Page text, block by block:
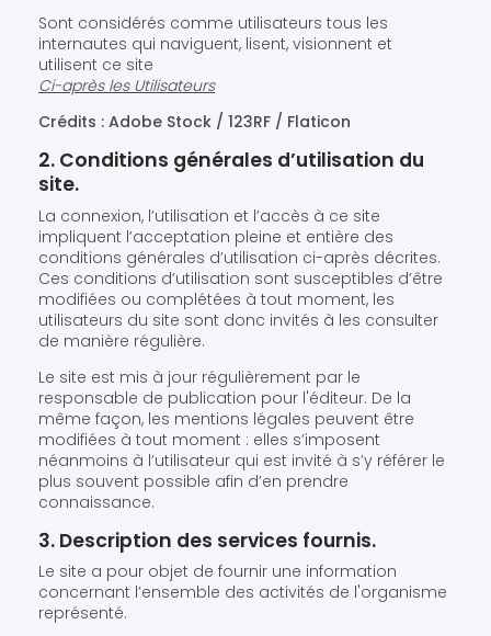
Sont considérés comme utilisateurs tous les
internautes qui naviguent, lisent, visionnent et
utilisent ce site
Ci-après les Utilisateurs
Crédits : Adobe Stock / 123RF / Flaticon
2. Conditions générales d’utilisation du
site.
La connexion, l’utilisation et l’accès à ce site
impliquent l’acceptation pleine et entière des
conditions générales d’utilisation ci-après décrites.
Ces conditions d’utilisation sont susceptibles d’être
modifiées ou complétées à tout moment, les
utilisateurs du site sont donc invités à les consulter
de manière régulière.
Le site est mis à jour régulièrement par le
responsable de publication pour l'éditeur. De la
même façon, les mentions légales peuvent être
modifiées à tout moment : elles s’imposent
néanmoins à l’utilisateur qui est invité à s’y référer le
plus souvent possible afin d’en prendre
connaissance.
3. Description des services fournis.
Le site a pour objet de fournir une information
concernant l’ensemble des activités de l'organisme
représenté.